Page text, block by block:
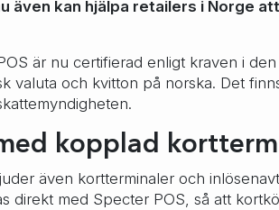
även kan hjälpa retailers i Norge
är nu certifierad enligt kraven i
valuta och kvitton på norska. Det
kopplad
även kortterminaler och
direkt med Specter POS, så att